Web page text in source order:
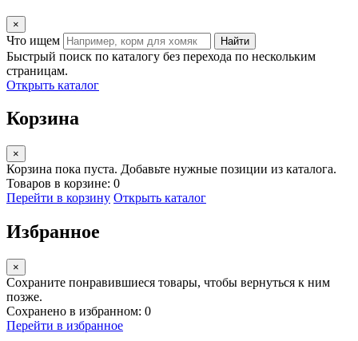
×
Что ищем Найти
Быстрый поиск по каталогу без перехода по нескольким
страницам.
Открыть каталог
Корзина
×
Корзина пока пуста. Добавьте нужные позиции из каталога.
Товаров в корзине: 0
Перейти в корзину Открыть каталог
Избранное
×
Сохраните понравившиеся товары, чтобы вернуться к ним
позже.
Сохранено в избранном: 0
Перейти в избранное